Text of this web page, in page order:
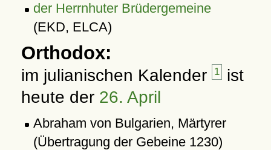
der Herrnhuter Brüdergemeine
(EKD, ELCA)
Orthodox:
im julianischen Kalender 1 ist
heute der 26. April
Abraham von Bulgarien, Märtyrer
(Übertragung der Gebeine 1230)